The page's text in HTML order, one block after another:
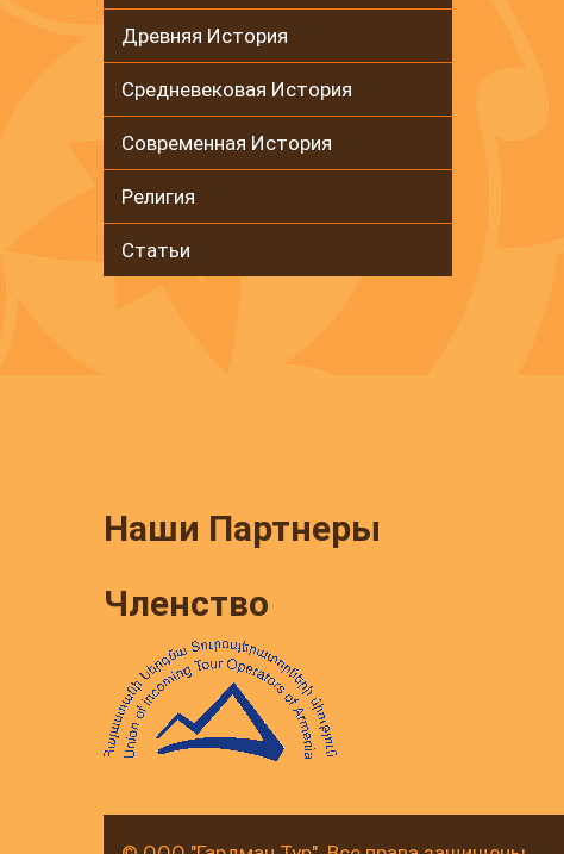
Древняя История
Средневековая История
Современная История
Религия
Статьи
Наши Партнеры
Членство